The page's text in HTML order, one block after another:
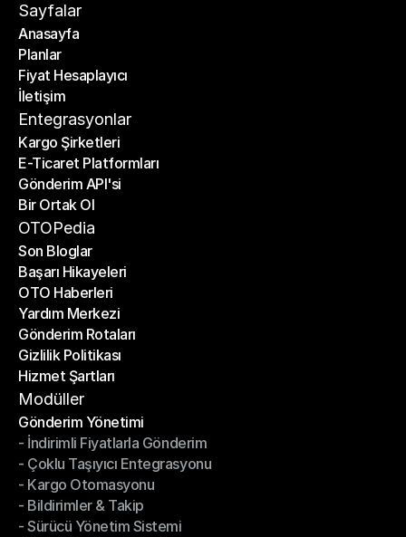
Sayfalar
Anasayfa
Anasayfa
Planlar
Planlar
Fiyat Hesaplayıcı
Fiyat Hesaplayıcı
İletişim
İletişim
Entegrasyonlar
Kargo Şirketleri
Kargo Şirketleri
E-Ticaret Platformları
E-Ticaret Platformları
Gönderim API'si
Gönderim API'si
Bir Ortak Ol
Bir Ortak Ol
OTOPedia
Son Bloglar
Son Bloglar
Başarı Hikayeleri
Başarı Hikayeleri
OTO Haberleri
OTO Haberleri
Yardım Merkezi
Yardım Merkezi
Gönderim Rotaları
Gönderim Rotaları
Gizlilik Politikası
Gizlilik Politikası
Hizmet Şartları
Hizmet Şartları
Modüller
Gönderim Yönetimi
Gönderim Yönetimi
- İndirimli Fiyatlarla Gönderim
- İndirimli Fiyatlarla Gönderim
- Çoklu Taşıyıcı Entegrasyonu
- Çoklu Taşıyıcı Entegrasyonu
- Kargo Otomasyonu
- Kargo Otomasyonu
- Bildirimler & Takip
- Bildirimler & Takip
- Sürücü Yönetim Sistemi